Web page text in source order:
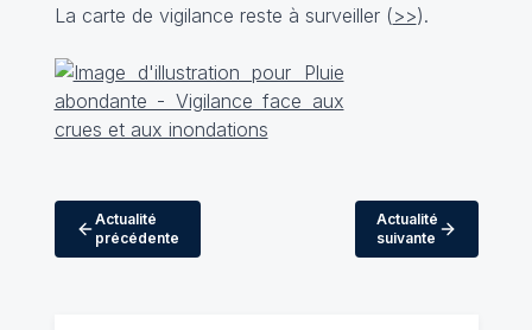
La carte de vigilance reste à surveiller (>>).
Actualité
précédente
Actualité
suivante